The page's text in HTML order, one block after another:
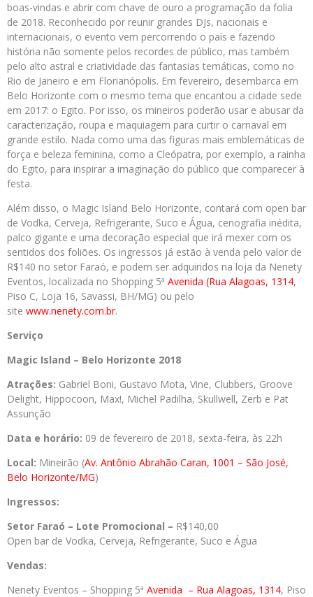
boas-vindas e abrir com chave de ouro a programação da folia
de 2018. Reconhecido por reunir grandes DJs, nacionais e
internacionais, o evento vem percorrendo o país e fazendo
história não somente pelos recordes de público, mas também
pelo alto astral e criatividade das fantasias temáticas, como no
Rio de Janeiro e em Florianópolis. Em fevereiro, desembarca em
Belo Horizonte com o mesmo tema que encantou a cidade sede
em 2017: o Egito. Por isso, os mineiros poderão usar e abusar da
caracterização, roupa e maquiagem para curtir o carnaval em
grande estilo. Nada como uma das figuras mais emblemáticas de
força e beleza feminina, como a Cleópatra, por exemplo, a rainha
do Egito, para inspirar a imaginação do público que comparecer à
festa.
Além disso, o Magic Island Belo Horizonte, contará com open bar
de Vodka, Cerveja, Refrigerante, Suco e Água, cenografia inédita,
palco gigante e uma decoração especial que irá mexer com os
sentidos dos foliões. Os ingressos já estão à venda pelo valor de
R$140 no setor Faraó, e podem ser adquiridos na loja da Nenety
Eventos, localizada no Shopping 5ª Avenida (Rua Alagoas, 1314,
Piso C, Loja 16, Savassi, BH/MG) ou pelo
site www.nenety.com.br.
Serviço
Magic Island – Belo Horizonte 2018
Atrações: Gabriel Boni, Gustavo Mota, Vine, Clubbers, Groove
Delight, Hippocoon, Max!, Michel Padilha, Skullwell, Zerb e Pat
Assunção
Data e horário: 09 de fevereiro de 2018, sexta-feira, às 22h
Local: Mineirão (Av. Antônio Abrahão Caran, 1001 – São José,
Belo Horizonte/MG)
Ingressos:
Setor Faraó – Lote Promocional – R$140,00
Open bar de Vodka, Cerveja, Refrigerante, Suco e Água
Vendas:
Nenety Eventos – Shopping 5ª Avenida – Rua Alagoas, 1314, Piso